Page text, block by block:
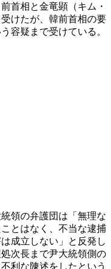
首相と金竜顕（キム・
けたが、韓前首相の要
容疑まで受けている。
領の弁護団は「無理な
とはなく、不当な逮捕
成立しない」と反発し
次長まで尹大統領側の
利な陳述をしたという